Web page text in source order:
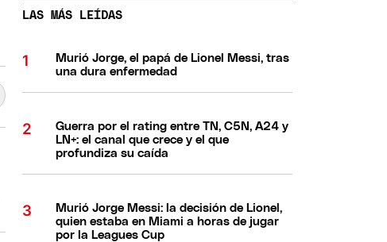
LAS MÁS LEÍDAS
Murió Jorge, el papá de Lionel Messi, tras
una dura enfermedad
Guerra por el rating entre TN, C5N, A24 y
LN+: el canal que crece y el que
profundiza su caída
Murió Jorge Messi: la decisión de Lionel,
quien estaba en Miami a horas de jugar
por la Leagues Cup